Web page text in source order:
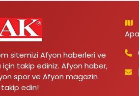
sitemizi Afyon haberleri ve
takip ediniz. Afyon haber,
spor ve Afyon magazin
edin!